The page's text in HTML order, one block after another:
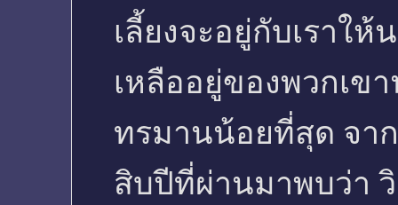
เลี้ยงจะอยู่กับเราใ
เหลืออยู่ของพวกเข
ทรมานน้อยที่สุด จา
สิบปีที่ผ่านมาพบว่า